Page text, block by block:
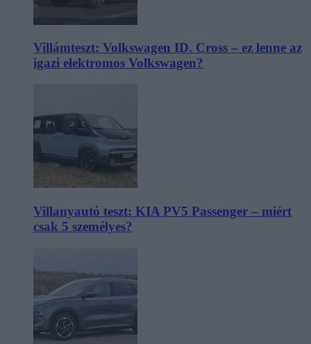
Villámteszt: Volkswagen ID. Cross – ez lenne az
igazi elektromos Volkswagen?
Villanyautó teszt: KIA PV5 Passenger – miért
csak 5 személyes?